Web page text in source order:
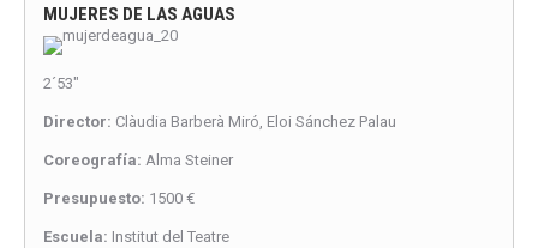
MUJERES DE LAS AGUAS
2´53″
Director: Clàudia Barberà Miró, Eloi Sánchez Palau
Coreografía: Alma Steiner
Presupuesto: 1500 €
Escuela: Institut del Teatre